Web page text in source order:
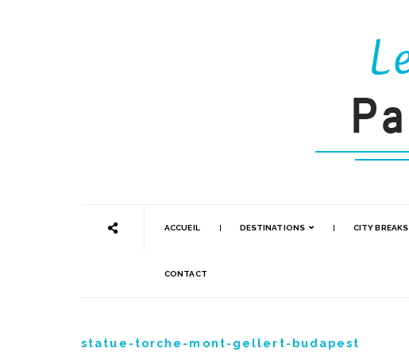
ACCUEIL DESTINATIONS CITY BREAKS
CONTACT
statue-torche-mont-gellert-budapest